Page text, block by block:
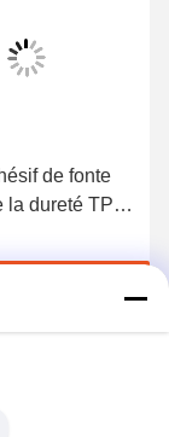
de fonte
la dureté TPU
sans couture